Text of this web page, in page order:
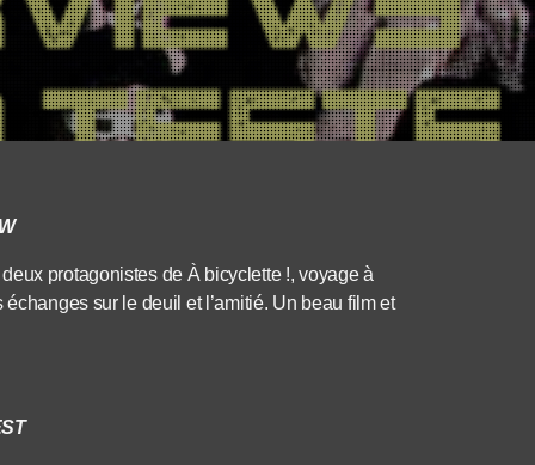
protagonistes de À bicyclette !, voyage à
sur le deuil et l’amitié. Un beau film et